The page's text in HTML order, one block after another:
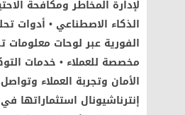
لإدارة المخاطر ومكافحة
الذكاء الاصطناعي • أدوات
الفورية عبر لوحات معلومات
مخصصة للعملاء • خدمات
الأمان وتجربة العملاء
إنترناشيونال استثماراتها